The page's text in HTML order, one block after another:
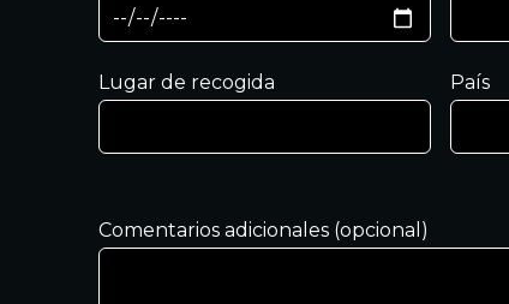
Lugar de recogida País
Comentarios adicionales (opcional)